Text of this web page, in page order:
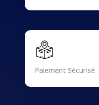
Paiement Sécurisé